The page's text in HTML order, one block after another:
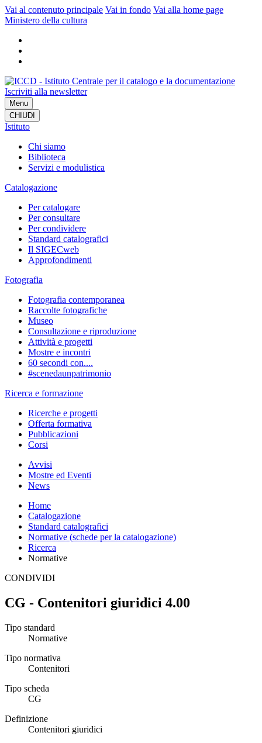
Vai al contenuto principale Vai in fondo Vai alla home page
Ministero della cultura
Iscriviti alla newsletter
Menu
CHIUDI
Istituto
Chi siamo
Biblioteca
Servizi e modulistica
Catalogazione
Per catalogare
Per consultare
Per condividere
Standard catalografici
Il SIGECweb
Approfondimenti
Fotografia
Fotografia contemporanea
Raccolte fotografiche
Museo
Consultazione e riproduzione
Attività e progetti
Mostre e incontri
60 secondi con....
#scenedaunpatrimonio
Ricerca e formazione
Ricerche e progetti
Offerta formativa
Pubblicazioni
Corsi
Avvisi
Mostre ed Eventi
News
Home
Catalogazione
Standard catalografici
Normative (schede per la catalogazione)
Ricerca
Normative
CONDIVIDI
CG - Contenitori giuridici 4.00
Tipo standard
Normative
Tipo normativa
Contenitori
Tipo scheda
CG
Definizione
Contenitori giuridici